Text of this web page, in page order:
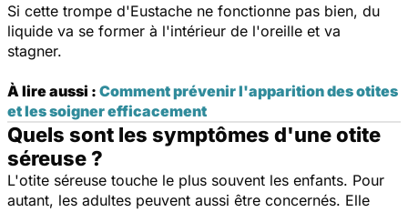
Si cette trompe d'Eustache ne fonctionne pas bien, du
liquide va se former à l'intérieur de l'oreille et va
stagner.
À lire aussi : Comment prévenir l'apparition des otites
et les soigner efficacement
Quels sont les symptômes d'une otite
séreuse ?
L'otite séreuse touche le plus souvent les enfants. Pour
autant, les adultes peuvent aussi être concernés. Elle